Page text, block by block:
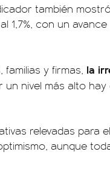
también
1,7%, con un
y firmas, la
un nivel más alto
relevadas para
aunque